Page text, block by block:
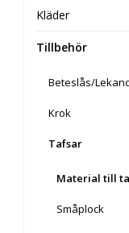
Kläder
Tillbehör
Beteslås/
Krok
Tafsar
Material till
Småplock